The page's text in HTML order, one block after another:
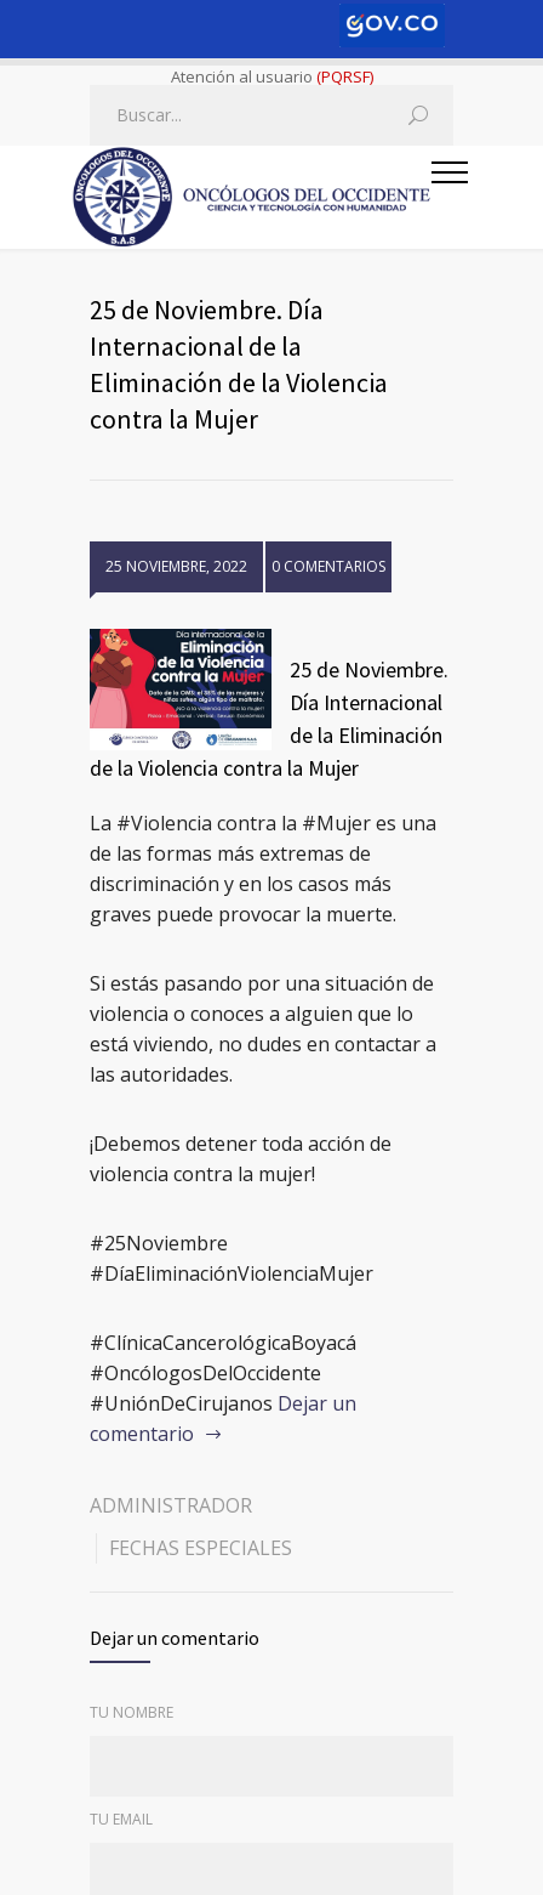
Atención al usuario (PQRSF)
25 de Noviembre. Día
Internacional de la
Eliminación de la Violencia
contra la Mujer
25 NOVIEMBRE, 2022 0 COMENTARIOS
25 de Noviembre.
Día Internacional
de la Eliminación
de la Violencia contra la Mujer
La #Violencia contra la #Mujer es una
de las formas más extremas de
discriminación y en los casos más
graves puede provocar la muerte.
Si estás pasando por una situación de
violencia o conoces a alguien que lo
está viviendo, no dudes en contactar a
las autoridades.
¡Debemos detener toda acción de
violencia contra la mujer!
#25Noviembre
#DíaEliminaciónViolenciaMujer
#ClínicaCancerológicaBoyacá
#OncólogosDelOccidente
#UniónDeCirujanos Dejar un
comentario
ADMINISTRADOR
FECHAS ESPECIALES
Dejar un comentario
TU NOMBRE
TU EMAIL